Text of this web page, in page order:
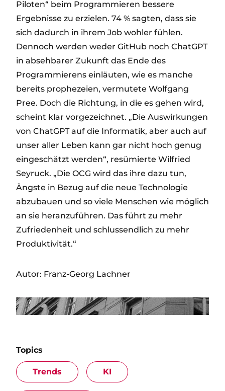
Piloten“ beim Programmieren bessere
Ergebnisse zu erzielen. 74 % sagten, dass sie
sich dadurch in ihrem Job wohler fühlen.
Dennoch werden weder GitHub noch ChatGPT
in absehbarer Zukunft das Ende des
Programmierens einläuten, wie es manche
bereits prophezeien, vermutete Wolfgang
Pree. Doch die Richtung, in die es gehen wird,
scheint klar vorgezeichnet. „Die Auswirkungen
von ChatGPT auf die Informatik, aber auch auf
unser aller Leben kann gar nicht hoch genug
eingeschätzt werden“, resümierte Wilfried
Seyruck. „Die OCG wird das ihre dazu tun,
Ängste in Bezug auf die neue Technologie
abzubauen und so viele Menschen wie möglich
an sie heranzuführen. Das führt zu mehr
Zufriedenheit und schlussendlich zu mehr
Produktivität.“
Autor: Franz-Georg Lachner
Topics
Trends KI